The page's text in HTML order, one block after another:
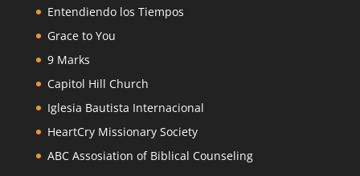
Entendiendo los Tiempos
Grace to You
9 Marks
Capitol Hill Church
Iglesia Bautista Internacional
HeartCry Missionary Society
ABC Assosiation of Biblical Counseling